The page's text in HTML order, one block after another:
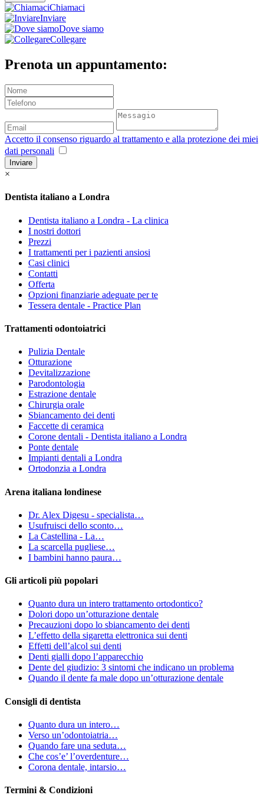
Chiamaci
Inviare
Dove siamo
Collegare
Prenota un appuntamento:
Accetto il consenso riguardo al trattamento e alla protezione dei miei
dati personali
Inviare
×
Dentista italiano a Londra
Dentista italiano a Londra - La clinica
I nostri dottori
Prezzi
I trattamenti per i pazienti ansiosi
Casi clinici
Contatti
Offerta
Opzioni finanziarie adeguate per te
Tessera dentale - Practice Plan
Trattamenti odontoiatrici
Pulizia Dentale
Otturazione
Devitalizzazione
Parodontologia
Estrazione dentale
Chirurgia orale
Sbiancamento dei denti
Faccette di ceramica
Corone dentali - Dentista italiano a Londra
Ponte dentale
Impianti dentali a Londra
Ortodonzia a Londra
Arena italiana londinese
Dr. Alex Digesu - specialista…
Usufruisci dello sconto…
La Castellina - La…
La scarcella pugliese…
I bambini hanno paura…
Gli articoli più popolari
Quanto dura un intero trattamento ortodontico?
Dolori dopo un’otturazione dentale
Precauzioni dopo lo sbiancamento dei denti
L’effetto della sigaretta elettronica sui denti
Effetti dell’alcol sui denti
Denti gialli dopo l’apparecchio
Dente del giudizio: 3 sintomi che indicano un problema
Quando il dente fa male dopo un’otturazione dentale
Consigli di dentista
Quanto dura un intero…
Verso un’odontoiatria…
Quando fare una seduta…
Che cos’e’ l’overdenture…
Corona dentale, intarsio…
Termini & Condizioni